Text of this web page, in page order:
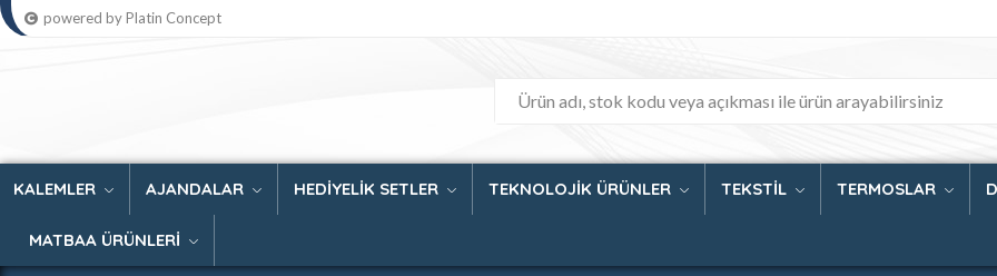
powered by Platin Concept
KALEMLER AJANDALAR HEDİYELİK SETLER TEKNOLOJİK ÜRÜNLER TEKSTİL TERMOSLAR
MATBAA ÜRÜNLERİ